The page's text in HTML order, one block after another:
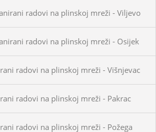
radovi na plinskoj mreži - Viljevo
radovi na plinskoj mreži - Osijek
radovi na plinskoj mreži - Višnjevac
radovi na plinskoj mreži - Pakrac
radovi na plinskoj mreži - Požega